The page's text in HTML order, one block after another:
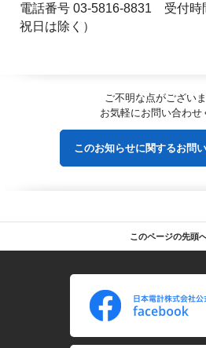
電話番号 03-5816-8831 受付時
祝日は除く）
ご不明な点がございま
お気軽にお問い合わせ
このお知らせに関するお問
このページの先頭